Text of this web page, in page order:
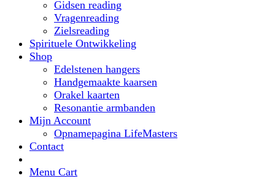
Gidsen reading
Vragenreading
Zielsreading
Spirituele Ontwikkeling
Shop
Edelstenen hangers
Handgemaakte kaarsen
Orakel kaarten
Resonantie armbanden
Mijn Account
Opnamepagina LifeMasters
Contact
Menu Cart